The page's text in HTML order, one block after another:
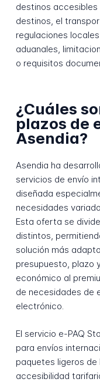
destinos accesibles
destinos, el
regulaciones
aduanales,
o requisitos
¿Cuáles
plazos de
Asendia?
Asendia ha
servicios de envío
diseñada
necesidades
Esta oferta se
distintos,
solución más
presupuesto, plazo
económico al
de necesidades de
electrónico.
El servicio e-PAQ
para envíos
paquetes ligeros
accesibilidad